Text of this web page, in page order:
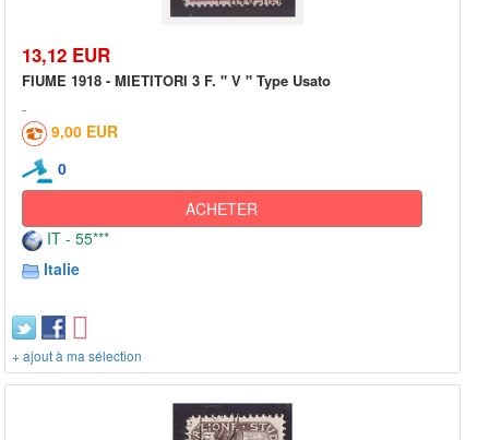
13,12 EUR
FIUME 1918 - MIETITORI 3 F. " V " Type Usato
9,00 EUR
0
ACHETER
IT - 55***
Italie
+ ajout à ma sélection